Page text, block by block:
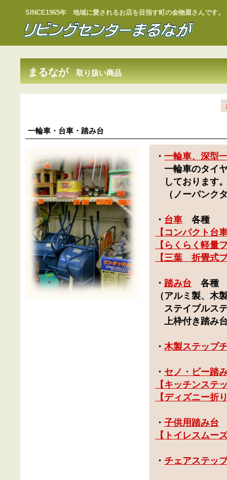
SINCE1965年 地域に愛されるお店を目指す町の金物屋さんです。
まるなが 取り扱い商品
一輪車・台車・踏み台
・一輪車、深型
一輪車のタイ
しております
（ ノーパンク
・ 台車 各種
【 コンパクト台
【らくらく軽量
【三葉 折畳式
・ 踏み台 各種
（アルミ製、木
ステイブルス
上枠付き踏み
・木製ステップ
・ セノ・ビー踏
【キッチンステ
【ディズニー折
・子供用踏み台
【 トイレスムー
・ チェアステッ